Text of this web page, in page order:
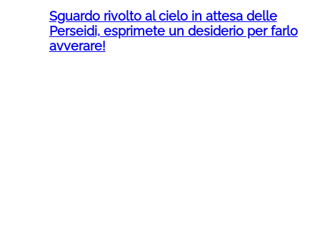
Sguardo rivolto al cielo in attesa delle
Perseidi, esprimete un desiderio per farlo
avverare!